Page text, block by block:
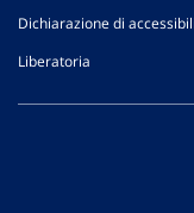
Dichiarazione di
Liberatoria